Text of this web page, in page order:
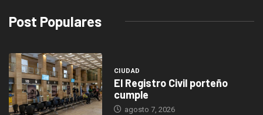
Post Populares
CIUDAD
El Registro Civil porteño
cumple
agosto 7, 2026